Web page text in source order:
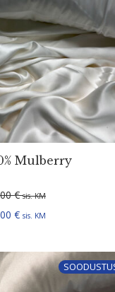
Mulberry
€Hinnavahemik:
sis. KM
€Hinnavahemik:
sis. KM